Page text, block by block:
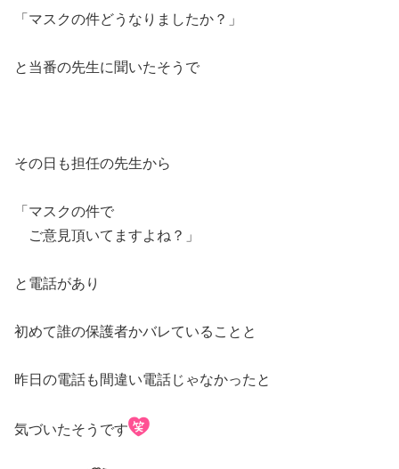
「マスクの件どうなりましたか？」
と当番の先生に聞いたそうで
その日も担任の先生から
「マスクの件で
ご意見頂いてますよね？」
と電話があり
初めて誰の保護者かバレていることと
昨日の電話も間違い電話じゃなかったと
気づいたそうです